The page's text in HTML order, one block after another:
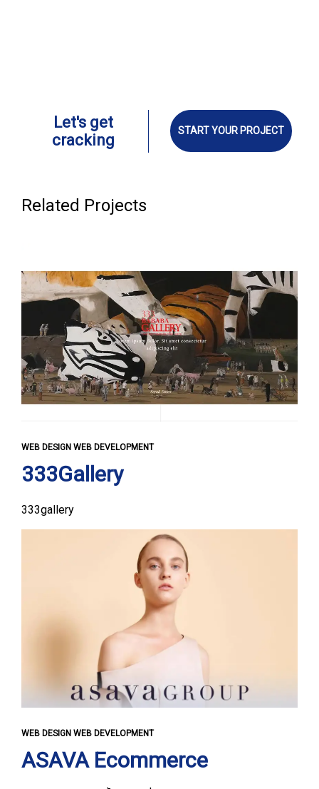
Let's get
cracking
START YOUR PROJECT
Related Projects
WEB DESIGN WEB DEVELOPMENT
333Gallery
333gallery
WEB DESIGN WEB DEVELOPMENT
ASAVA Ecommerce